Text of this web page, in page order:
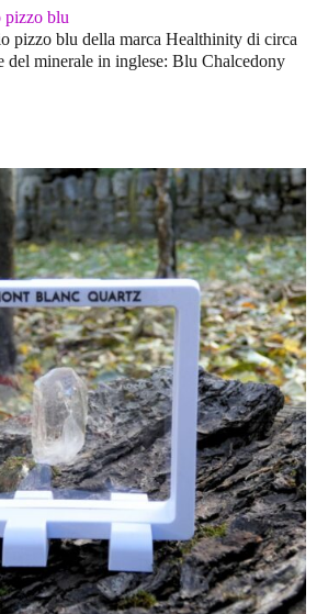
pizzo blu
pizzo blu della marca Healthinity di circa
del minerale in inglese: Blu Chalcedony